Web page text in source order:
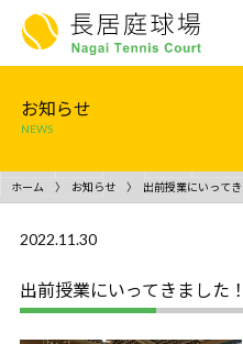
お知らせ
NEWS
ホーム お知らせ 出前授業にいってき
2022.11.30
出前授業にいってきました！